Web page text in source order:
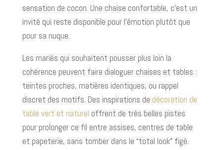
sensation de cocon. Une chaise confortable, c’est un
invité qui reste disponible pour l’émotion plutôt que
pour sa nuque.
Les mariés qui souhaitent pousser plus loin la
cohérence peuvent faire dialoguer chaises et tables :
teintes proches, matières identiques, ou rappel
discret des motifs. Des inspirations de décoration de
table vert et naturel offrent de très belles pistes
pour prolonger ce fil entre assises, centres de table
et papeterie, sans tomber dans le “total look” figé.